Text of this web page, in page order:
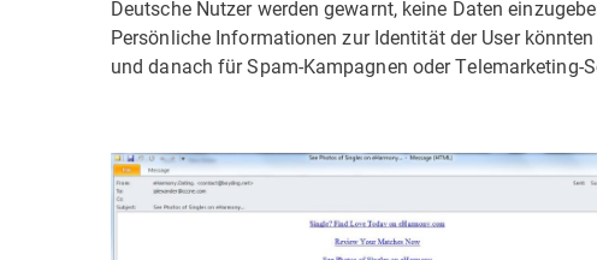
Deutsche Nutzer werden gewarnt, keine Daten
Persönliche Informationen zur Identität der User
und danach für Spam-Kampagnen oder Telemarketing-